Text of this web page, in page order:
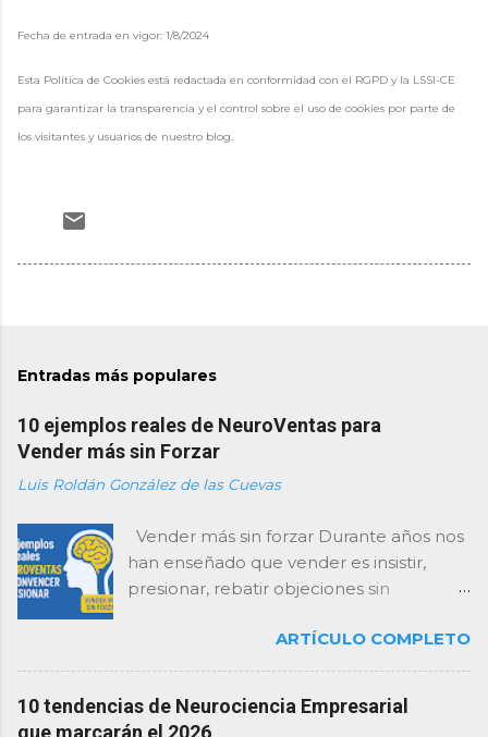
Fecha de entrada en vigor: 1/8/2024
Esta Política de Cookies está redactada en conformidad con el RGPD y la LSSI-CE
para garantizar la transparencia y el control sobre el uso de cookies por parte de
los visitantes y usuarios de nuestro blog.
Entradas más populares
10 ejemplos reales de NeuroVentas para
Vender más sin Forzar
Luis Roldán González de las Cuevas
Vender más sin forzar Durante años nos
han enseñado que vender es insistir,
presionar, rebatir objeciones sin
consultor, te lo digo con total claridad:
esa forma de vender está agotada… y el
empresas que mejor venden no son las
ARTÍCULO COMPLETO
10 tendencias de Neurociencia Empresarial
que marcarán el 2026